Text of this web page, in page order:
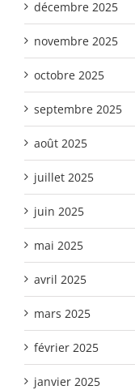
décembre 2025
novembre 2025
octobre 2025
septembre 2025
août 2025
juillet 2025
juin 2025
mai 2025
avril 2025
mars 2025
février 2025
janvier 2025